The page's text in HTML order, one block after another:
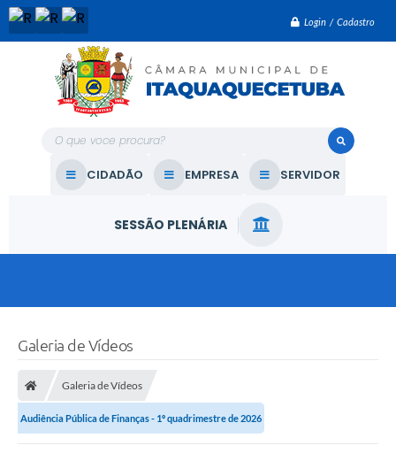
Login / Cadastro
O que voce procura?
CIDADÃO EMPRESA SERVIDOR
SESSÃO PLENÁRIA
Galeria de Vídeos
Galeria de Vídeos
Audiência Pública de Finanças - 1º quadrimestre de 2026